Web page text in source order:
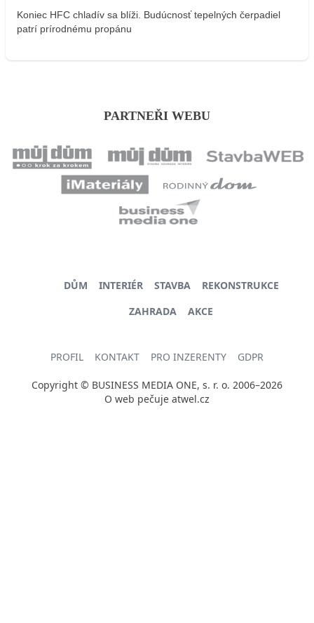
Koniec HFC chladív sa blíži. Budúcnosť tepelných čerpadiel
patrí prírodnému propánu
PARTNEŘI WEBU
DŮM INTERIÉR STAVBA
REKONSTRUKCE
ZAHRADA
AKCE
PROFIL KONTAKT PRO INZERENTY GDPR
Copyright © BUSINESS MEDIA ONE, s. r. o. 2006–2026